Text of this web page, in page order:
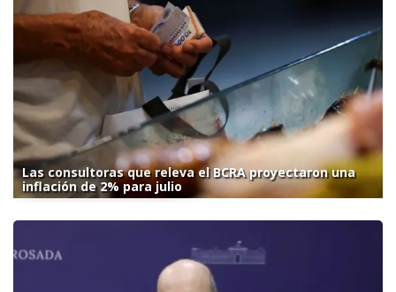
Las consultoras que releva el BCRA proyectaron una
inflación de 2% para julio